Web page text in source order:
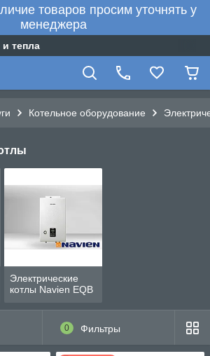
товаров просим уточнять у
менеджера
тепла
Котельное оборудование
Электрические
котлы Navien EQB
0 Фильтры